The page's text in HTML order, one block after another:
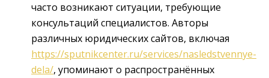
часто возникают ситуации, требующие
консультаций специалистов. Авторы
различных юридических сайтов, включая
https://sputnikcenter.ru/services/nasledstvennye-
dela/, упоминают о распространённых